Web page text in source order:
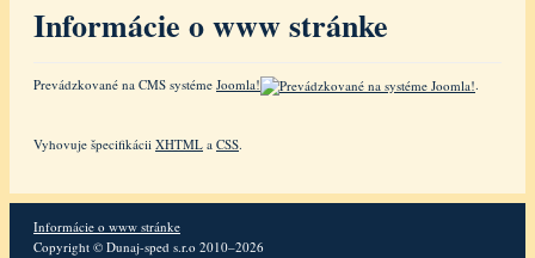
O firme
Predmety činnosti
Informácie o www stránke
Prevádzkované na CMS systéme Joomla! .
Vyhovuje špecifikácii XHTML a CSS.
Informácie o www stránke
Copyright © Dunaj-sped s.r.o 2010–2026